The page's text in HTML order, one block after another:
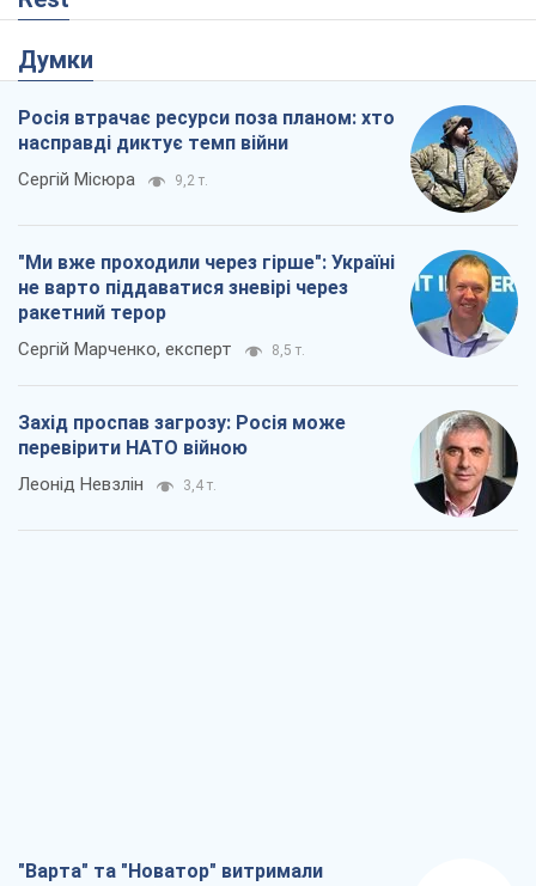
Думки
Росія втрачає ресурси поза планом: хто
насправді диктує темп війни
Сергій Місюра 9,2 т.
"Ми вже проходили через гірше": Україні
не варто піддаватися зневірі через
ракетний терор
Сергій Марченко, експерт 8,5 т.
Захід проспав загрозу: Росія може
перевірити НАТО війною
Леонід Невзлін 3,4 т.
"Варта" та "Новатор" витримали